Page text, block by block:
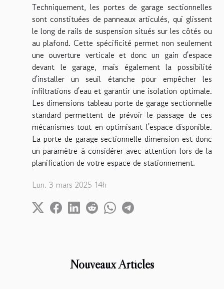
Nouveaux Articles
Techniquement, les portes de garage sectionnelles
sont constituées de panneaux articulés, qui glissent
le long de rails de suspension situés sur les côtés ou
au plafond. Cette spécificité permet non seulement
une ouverture verticale et donc un gain d'espace
devant le garage, mais également la possibilité
d'installer un seuil étanche pour empêcher les
infiltrations d'eau et garantir une isolation optimale.
Les dimensions tableau porte de garage sectionnelle
standard permettent de prévoir le passage de ces
mécanismes tout en optimisant l'espace disponible.
La porte de garage sectionnelle dimension est donc
un paramètre à considérer avec attention lors de la
planification de votre espace de stationnement.
Lun. 3 mars 2025 14h